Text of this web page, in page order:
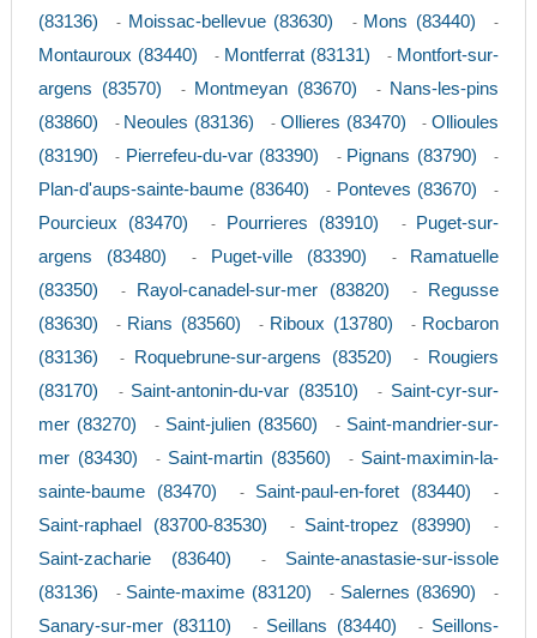
(83136)
- Moissac-bellevue (83630) - Mons (83440) -
Montauroux (83440) - Montferrat (83131) - Montfort-sur-
argens (83570)
- Montmeyan (83670) -
Nans-les-pins
(83860)
- Neoules (83136) - Ollieres (83470) -Ollioules
(83190)
- Pierrefeu-du-var (83390) - Pignans (83790) -
Plan-d'aups-sainte-baume (83640) - Ponteves (83670) -
Pourcieux (83470) - Pourrieres (83910) -
Puget-sur-
argens (83480)
- Puget-ville (83390) -
Ramatuelle
(83350)
- Rayol-canadel-sur-mer (83820) -
Regusse
(83630)
- Rians (83560) - Riboux (13780) - Rocbaron
(83136)
- Roquebrune-sur-argens (83520) -
Rougiers
(83170)
- Saint-antonin-du-var (83510) - Saint-cyr-sur-
mer (83270)
- Saint-julien (83560) - Saint-mandrier-sur-
mer (83430)
- Saint-martin (83560) - Saint-maximin-la-
sainte-baume (83470)
- Saint-paul-en-foret (83440) -
Saint-raphael (83700-83530) - Saint-tropez (83990) -
Saint-zacharie (83640) - Sainte-anastasie-sur-issole
(83136)
- Sainte-maxime (83120) - Salernes (83690) -
Sanary-sur-mer (83110) - Seillans (83440) - Seillons-